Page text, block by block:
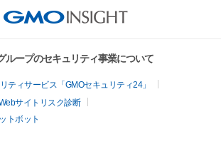
ループのセキュリティ事業について
ティサービス「GMOセキュリティ24」
サイトリスク診断
トボット